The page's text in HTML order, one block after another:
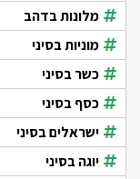
מלונות בדהב
מוניות בסיני
כשר בסיני
כסף בסיני
ישראלים בסיני
יוגה בסיני